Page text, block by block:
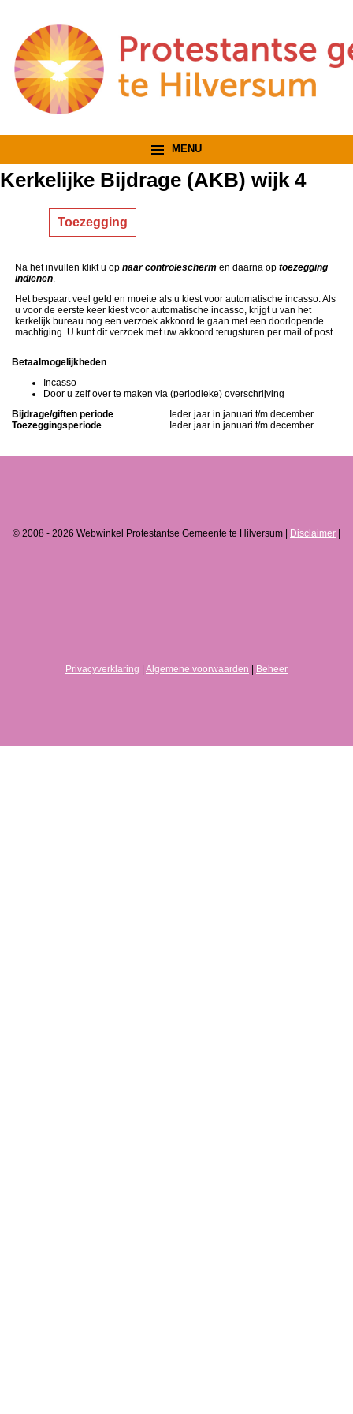
MENU
Kerkelijke Bijdrage (AKB) wijk 4
Na het invullen klikt u op naar controlescherm en daarna op toezegging
indienen
Het bespaart veel geld en moeite als u kiest voor automatische incasso. Als
u voor de eerste keer kiest voor automatische incasso, krijgt u van het
kerkelijk bureau nog een verzoek akkoord te gaan met een doorlopende
machtiging. U kunt dit verzoek met uw akkoord terugsturen per mail of post.
Betaalmogelijkheden
Incasso
Door u zelf over te maken via (periodieke) overschrijving
Bijdrage/giften periode
Ieder jaar in januari t/m december
Toezeggingsperiode
Ieder jaar in januari t/m december
© 2008 - 2026 Webwinkel Protestantse Gemeente te Hilversum | Disclaimer |
Privacyverklaring | Algemene voorwaarden | Beheer